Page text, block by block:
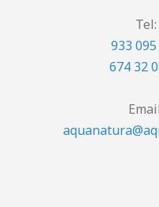
Tel:
933
674 32